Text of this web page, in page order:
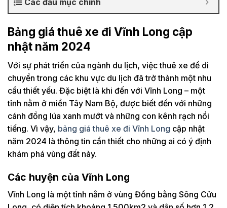
Các đầu mục chính
Bảng giá thuê xe đi Vĩnh Long cập
nhật năm 2024
Với sự phát triển của ngành du lịch, việc thuê xe để di
chuyển trong các khu vực du lịch đã trở thành một nhu
cầu thiết yếu. Đặc biệt là khi đến với Vĩnh Long – một
tỉnh nằm ở miền Tây Nam Bộ, được biết đến với những
cánh đồng lúa xanh mướt và những con kênh rạch nổi
tiếng. Vì vậy, bảng giá thuê xe đi Vĩnh Long cập nhật
năm 2024 là thông tin cần thiết cho những ai có ý định
khám phá vùng đất này.
Các huyện của Vĩnh Long
Vĩnh Long là một tỉnh nằm ở vùng Đồng bằng Sông Cửu